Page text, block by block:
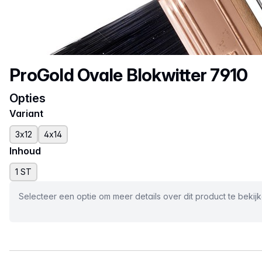
Productnaam
ProGold Ovale Blokwitter 7910
Opties
Variant
3x12 4x14
Inhoud
1 ST
Selecteer een optie om meer details over dit product te